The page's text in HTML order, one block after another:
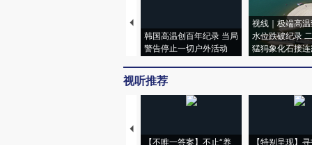
韩国高温创百年纪录 当局
警告停止一切户外活动
视线｜极端高
水位跌破纪录
猛犸象化石接连
视听推荐
【不唯一答案】不止“养
【特别呈现】